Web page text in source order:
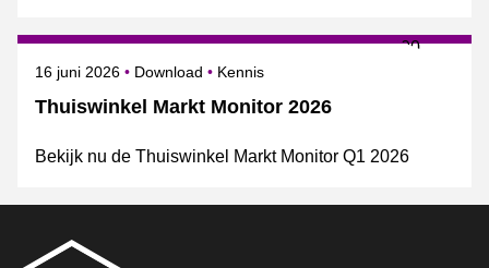
Thuiswinkel Markt Monitor 2026
Gepubliceerd op
16 juni 2026 Download Onderwerpen
Kennis
Bekijk nu de Thuiswinkel Markt Monitor Q1 2026